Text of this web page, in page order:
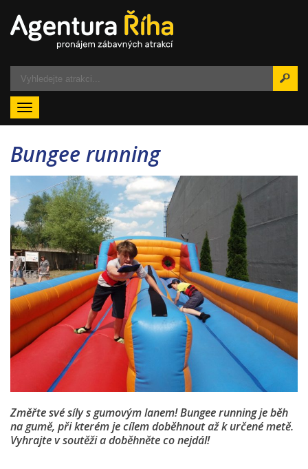
Menu
Bungee running
Změřte své síly s gumovým lanem! Bungee running je běh
na gumě, při kterém je cílem doběhnout až k určené metě.
Vyhrajte v soutěži a doběhněte co nejdál!